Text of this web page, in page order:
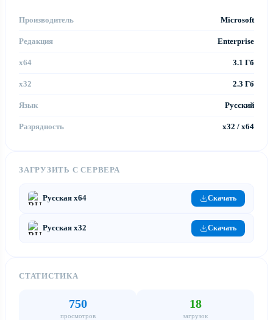
Производитель Microsoft
Редакция Enterprise
x64 3.1 Гб
x32 2.3 Гб
Язык Русский
Разрядность x32 / x64
ЗАГРУЗИТЬ С СЕРВЕРА
Русская x64 Скачать
Русская x32 Скачать
СТАТИСТИКА
750
просмотров
18
загрузок